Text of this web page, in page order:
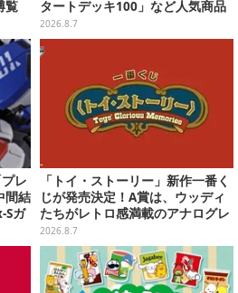
覧
画
タートデッキ100」など人気商品
が対象
2026.8.7
レ
間結
Sガ
「トイ・ストーリー」新作一番く
じが発売決定！A賞は、ウッディ
たちがレトロ感満載のアナログレ
コード上を走る姿で立体化
2026.8.7